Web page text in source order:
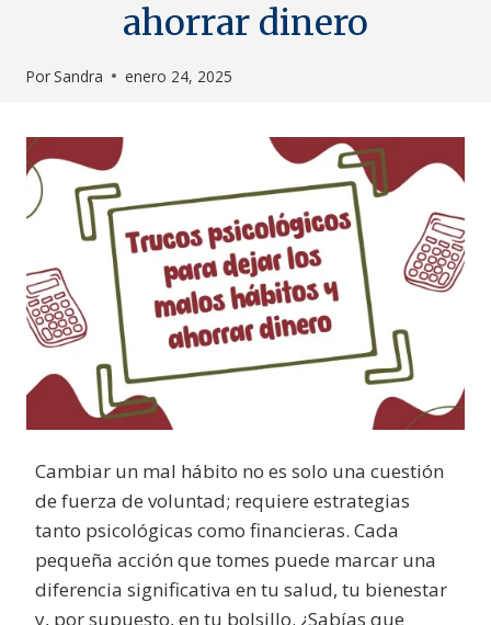
ahorrar dinero
Por Sandra enero 24, 2025
Cambiar un mal hábito no es solo una cuestión
de fuerza de voluntad; requiere estrategias
tanto psicológicas como financieras. Cada
pequeña acción que tomes puede marcar una
diferencia significativa en tu salud, tu bienestar
y, por supuesto, en tu bolsillo. ¿Sabías que